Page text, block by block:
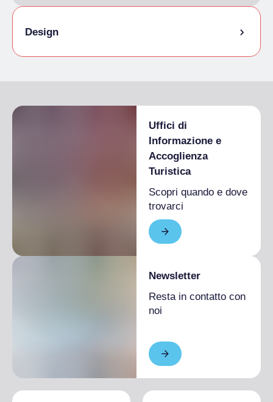
Design
del XVIII secolo, design d’autore, segnali
stradali o artigianato folkloristico, Bottega
Ranzini li trasforma in qualcosa di sofisticato
da aggiungere alle nostre case.
Uffici di
Informazione e
Accoglienza
Turistica
Scopri quando e dove
trovarci
Newsletter
Resta in contatto con
noi